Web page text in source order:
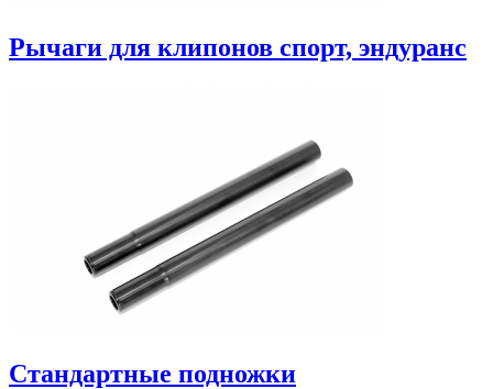
Рычаги для клипонов спорт, эндуранс
Стандартные подножки